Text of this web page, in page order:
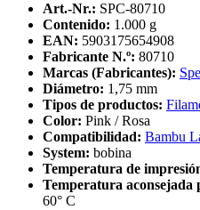
Art.-Nr.: SPC-80710
Contenido: 1.000 g
EAN: 5903175654908
Fabricante N.º: 80710
Marcas (Fabricantes):
Diámetro: 1,75 mm
Tipos de productos:
Color: Pink / Rosa
Compatibilidad: Bambu
System: bobina
Temperatura de
Temperatura
60° C